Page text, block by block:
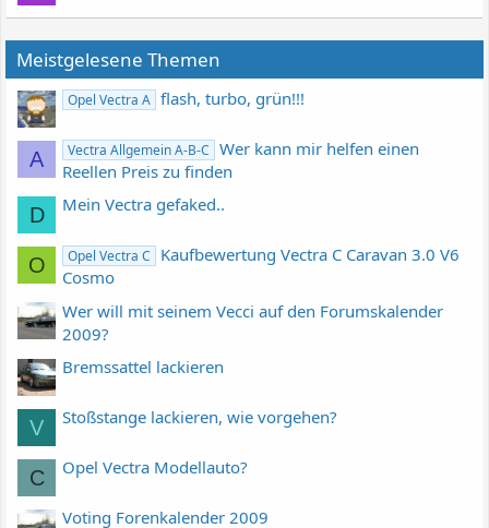
Meistgelesene Themen
Opel Vectra A flash, turbo, grün!!!
A Vectra Allgemein A-B-C
Wer kann mir helfen einen
Reellen Preis zu finden
D Mein Vectra gefaked..
O Opel Vectra C
Kaufbewertung Vectra C Caravan 3.0 V6
Cosmo
Wer will mit seinem Vecci auf den Forumskalender
2009?
Bremssattel lackieren
V Stoßstange lackieren, wie vorgehen?
C Opel Vectra Modellauto?
Voting Forenkalender 2009